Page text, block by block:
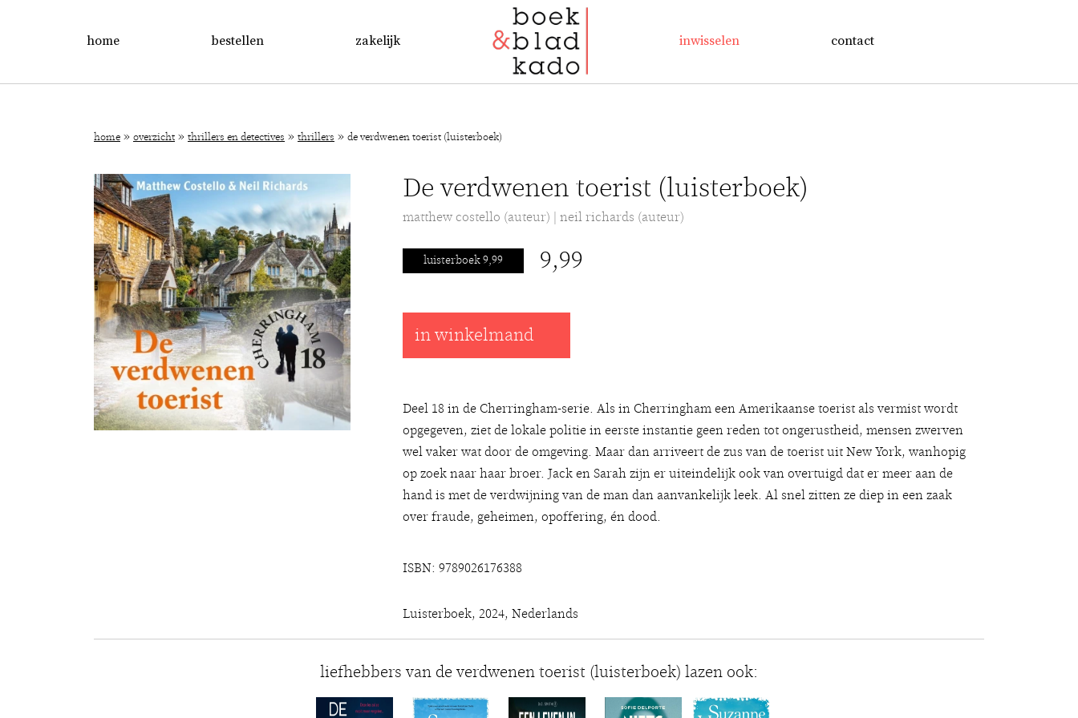
home bestellen zakelijk inwisselen contact
home » overzicht » thrillers en detectives » thrillers » de verdwenen toerist (luisterboek)
De verdwenen toerist (luisterboek)
matthew costello (auteur) | neil richards (auteur)
luisterboek 9,99 9,99
in winkelmand
Deel 18 in de Cherringham-serie. Als in Cherringham een Amerikaanse toerist als vermist wordt
opgegeven, ziet de lokale politie in eerste instantie geen reden tot ongerustheid, mensen zwerven
wel vaker wat door de omgeving. Maar dan arriveert de zus van de toerist uit New York, wanhopig
op zoek naar haar broer. Jack en Sarah zijn er uiteindelijk ook van overtuigd dat er meer aan de
hand is met de verdwijning van de man dan aanvankelijk leek. Al snel zitten ze diep in een zaak
over fraude, geheimen, opoffering, én dood.
ISBN: 9789026176388
Luisterboek, 2024, Nederlands
liefhebbers van de verdwenen toerist (luisterboek) lazen ook: